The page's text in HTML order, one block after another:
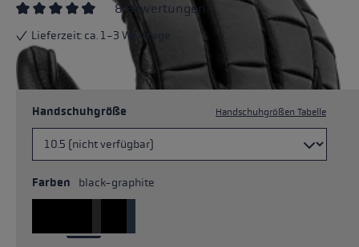
Durchschnittliche Bewertung von 4.75 von 5 Sternen
8 Bewertungen
Lieferzeit: ca. 1-3 Werktage
Handschuhgröße Handschuhgrößen Tabelle
Farben black-graphite